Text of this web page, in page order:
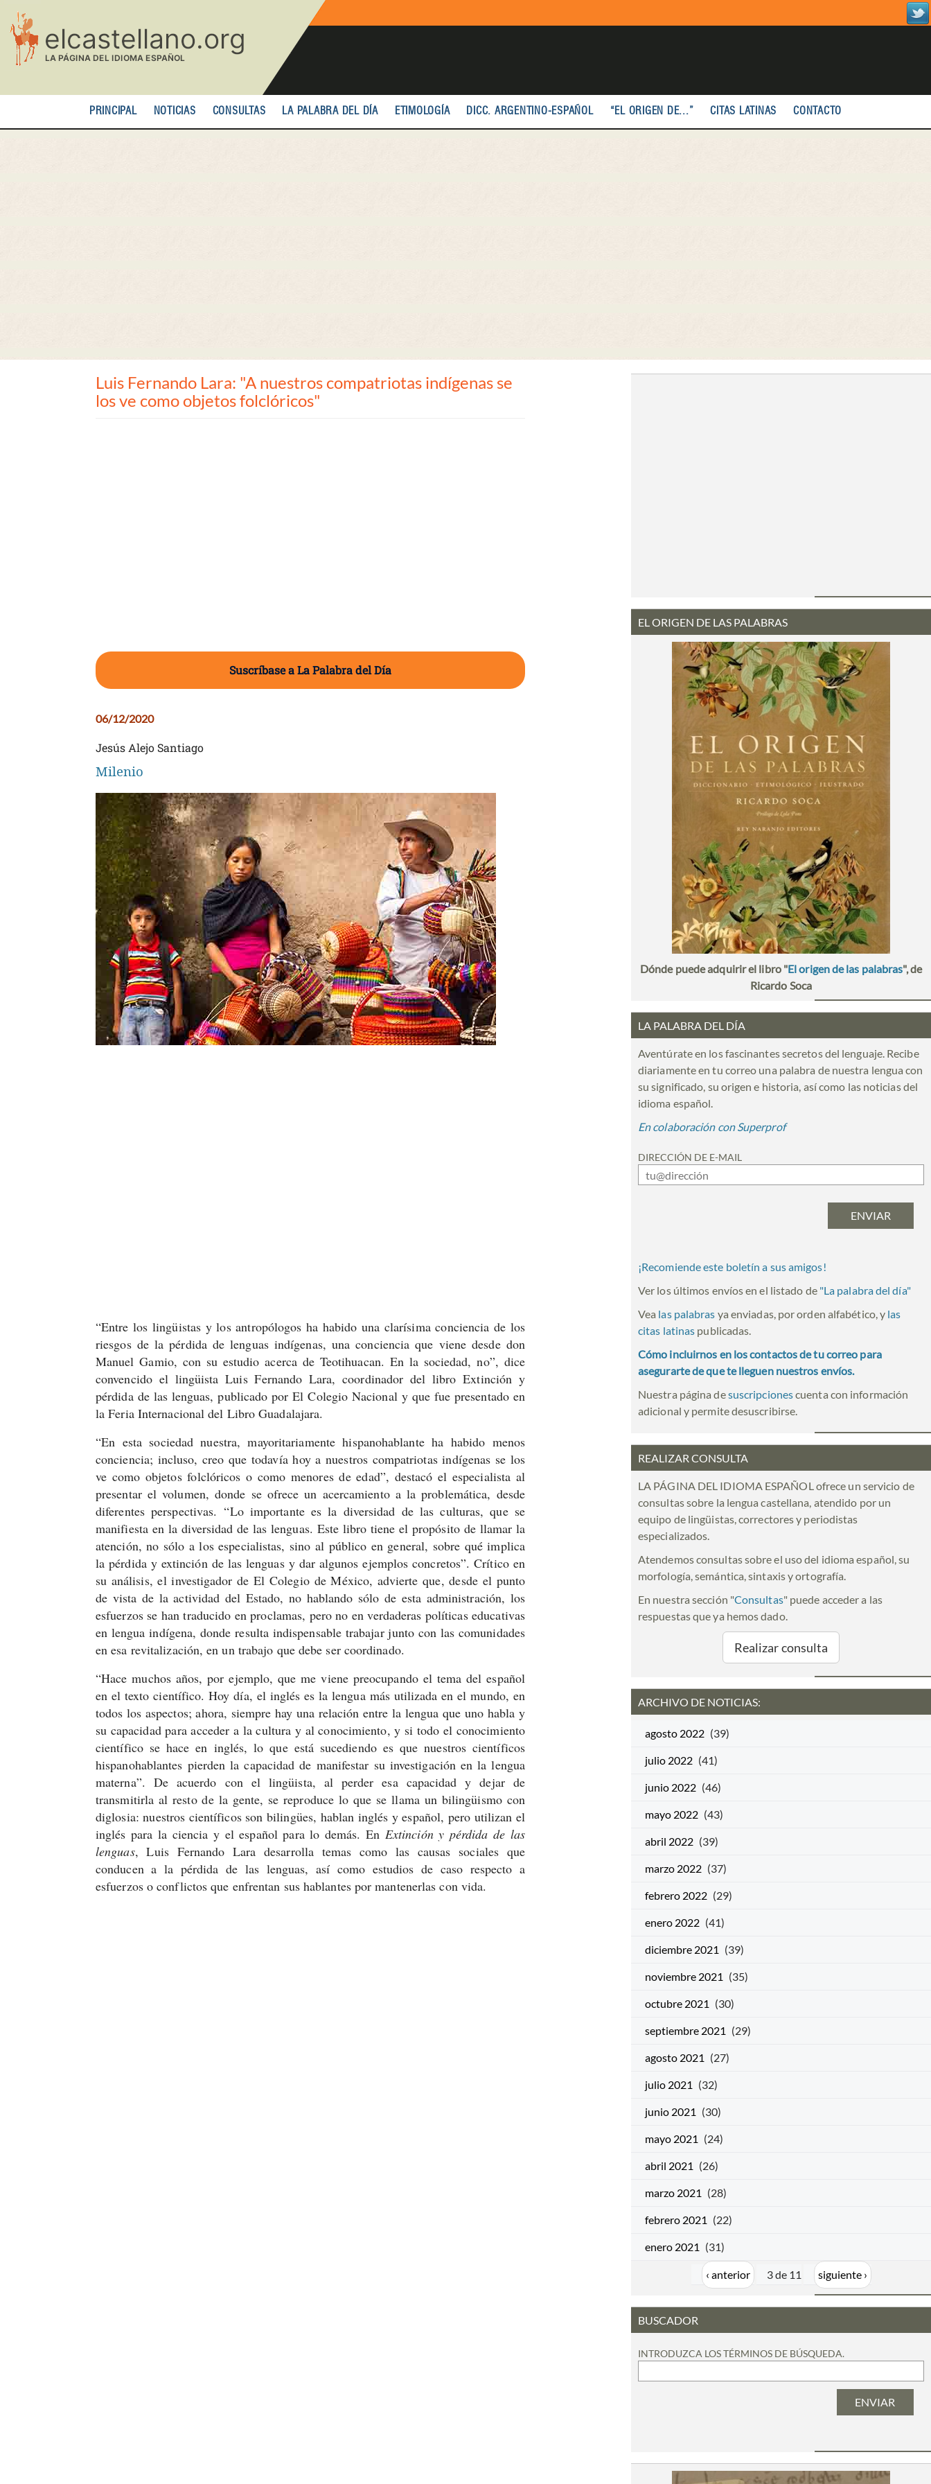
contenido
principal
PRINCIPAL NOTICIAS CONSULTAS LA PALABRA DEL DÍA ETIMOLOGÍA DICC. ARGENTINO-ESPAÑOL “EL ORIGEN DE...” CITAS LATINAS CONTACTO
Luis Fernando Lara: "A nuestros compatriotas indígenas se
los ve como objetos folclóricos"
Suscríbase a La Palabra del Día
06/12/2020
Jesús Alejo Santiago
Milenio
“Entre los lingüistas y los antropólogos ha habido una clarísima conciencia de los
riesgos de la pérdida de lenguas indígenas, una conciencia que viene desde don
Manuel Gamio, con su estudio acerca de Teotihuacan. En la sociedad, no”, dice
convencido el lingüista Luis Fernando Lara, coordinador del libro Extinción y
pérdida de las lenguas, publicado por El Colegio Nacional y que fue presentado en
la Feria Internacional del Libro Guadalajara.
“En esta sociedad nuestra, mayoritariamente hispanohablante ha habido menos
conciencia; incluso, creo que todavía hoy a nuestros compatriotas indígenas se los
ve como objetos folclóricos o como menores de edad”, destacó el especialista al
presentar el volumen, donde se ofrece un acercamiento a la problemática, desde
diferentes perspectivas.“Lo importante es la diversidad de las culturas, que se
manifiesta en la diversidad de las lenguas. Este libro tiene el propósito de llamar la
atención, no sólo a los especialistas, sino al público en general, sobre qué implica
la pérdida y extinción de las lenguas y dar algunos ejemplos concretos”. Crítico en
su análisis, el investigador de El Colegio de México, advierte que, desde el punto
de vista de la actividad del Estado, no hablando sólo de esta administración, los
esfuerzos se han traducido en proclamas, pero no en verdaderas políticas educativas
en lengua indígena, donde resulta indispensable trabajar junto con las comunidades
en esa revitalización, en un trabajo que debe ser coordinado.
“Hace muchos años, por ejemplo, que me viene preocupando el tema del español
en el texto científico. Hoy día, el inglés es la lengua más utilizada en el mundo, en
todos los aspectos; ahora, siempre hay una relación entre la lengua que uno habla y
su capacidad para acceder a la cultura y al conocimiento, y si todo el conocimiento
científico se hace en inglés, lo que está sucediendo es que nuestros científicos
hispanohablantes pierden la capacidad de manifestar su investigación en la lengua
materna”. De acuerdo con el lingüista, al perder esa capacidad y dejar de
transmitirla al resto de la gente, se reproduce lo que se llama un bilingüismo con
diglosia: nuestros científicos son bilingües, hablan inglés y español, pero utilizan el
inglés para la ciencia y el español para lo demás. En Extinción y pérdida de las
lenguas, Luis Fernando Lara desarrolla temas como las causas sociales que
conducen a la pérdida de las lenguas, así como estudios de caso respecto a
esfuerzos o conflictos que enfrentan sus hablantes por mantenerlas con vida.
EL ORIGEN DE LAS PALABRAS
Dónde puede adquirir el libro "El origen de las palabras", de
Ricardo Soca
LA PALABRA DEL DÍA
Aventúrate en los fascinantes secretos del lenguaje. Recibe
diariamente en tu correo una palabra de nuestra lengua con
su significado, su origen e historia, así como las noticias del
idioma español.
En colaboración con Superprof
DIRECCIÓN DE E-MAIL
¡Recomiende este boletín a sus amigos!
Ver los últimos envíos en el listado de "La palabra del día"
Vea las palabras ya enviadas, por orden alfabético, y las
citas latinas publicadas.
Cómo incluirnos en los contactos de tu correo para
asegurarte de que te lleguen nuestros envíos.
Nuestra página desuscripcionescuenta con información
adicional y permite desuscribirse.
REALIZAR CONSULTA
LA PÁGINA DEL IDIOMA ESPAÑOL ofrece un servicio de
consultas sobre la lengua castellana, atendido por un
equipo de lingüistas, correctores y periodistas
especializados.
Atendemos consultas sobre el uso del idioma español, su
morfología, semántica, sintaxis y ortografía.
En nuestra sección "Consultas" puede acceder a las
respuestas que ya hemos dado.
Realizar consulta
ARCHIVO DE NOTICIAS:
agosto 2022 (39)
julio 2022 (41)
junio 2022 (46)
mayo 2022 (43)
abril 2022 (39)
marzo 2022 (37)
febrero 2022 (29)
enero 2022 (41)
diciembre 2021 (39)
noviembre 2021 (35)
octubre 2021 (30)
septiembre 2021 (29)
agosto 2021 (27)
julio 2021 (32)
junio 2021 (30)
mayo 2021 (24)
abril 2021 (26)
marzo 2021 (28)
febrero 2021 (22)
enero 2021 (31)
‹ anterior 3 de 11 siguiente ›
BUSCADOR
INTRODUZCA LOS TÉRMINOS DE BÚSQUEDA.